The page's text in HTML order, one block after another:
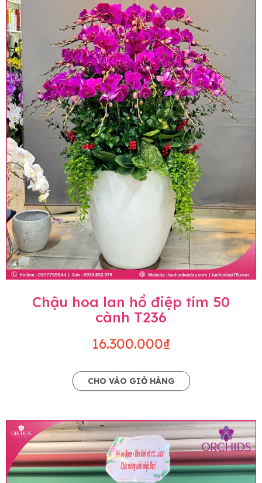
Chậu hoa lan hồ điệp tím 50
cành T236
16.300.000₫
CHO VÀO GIỎ HÀNG